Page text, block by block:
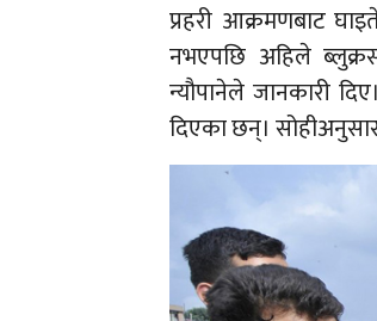
प्रहरी आक्रमणबाट
नभएपछि अहिले
न्यौपानेले जानकारी
दिएका छन्।